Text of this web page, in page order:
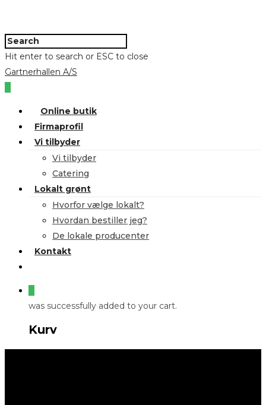
Hit enter to search or ESC to close
Gartnerhallen A/S
Online butik
Firmaprofil
Vi tilbyder
Vi tilbyder
Catering
Lokalt grønt
Hvorfor vælge lokalt?
Hvordan bestiller jeg?
De lokale producenter
Kontakt
was successfully added to your cart.
Kurv